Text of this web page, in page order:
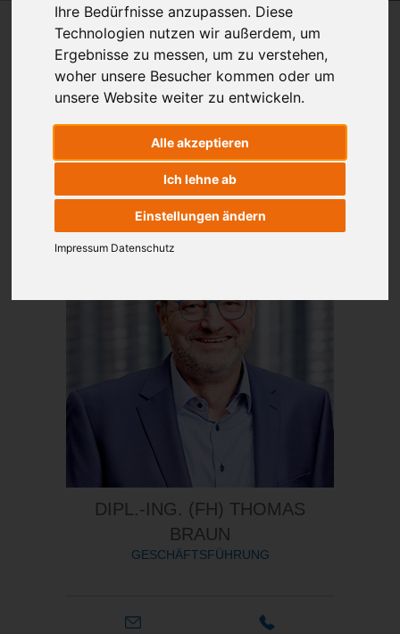
Ihre Bedürfnisse anzupassen. Diese
Technologien nutzen wir außerdem, um
Ergebnisse zu messen, um zu verstehen,
woher unsere Besucher kommen oder um
unsere Website weiter zu entwickeln.
Alle akzeptieren
Ich lehne ab
Einstellungen ändern
Impressum Datenschutz
IHRE ANSPRECH­PARTNER
Bei uns stehen Sie und Ihre Räumlichkeiten im
Mittelpunkt.
um unsere Klimatechniken.
DIPL.-ING. (FH) THOMAS
BRAUN
GESCHÄFTSFÜHRUNG